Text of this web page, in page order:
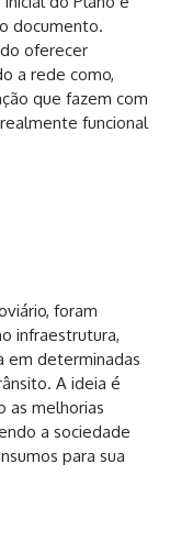
documento.
oferecer
a rede como,
que fazem com
funcional
foram
infraestrutura,
em determinadas
A ideia é
as melhorias
a sociedade
para sua